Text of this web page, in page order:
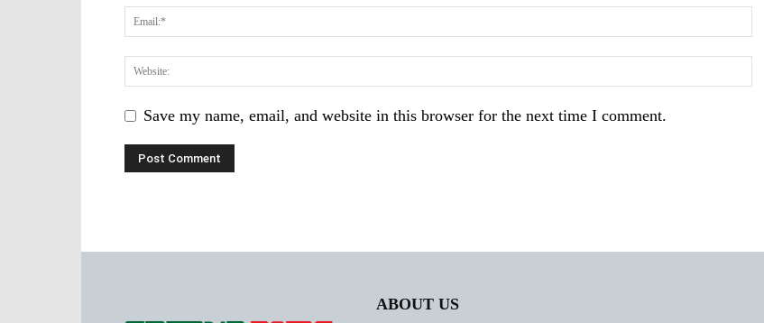
Save my name, email, and website in this browser for the next time I comment.
ABOUT US